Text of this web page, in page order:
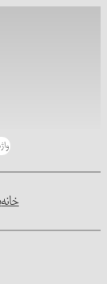
خانه